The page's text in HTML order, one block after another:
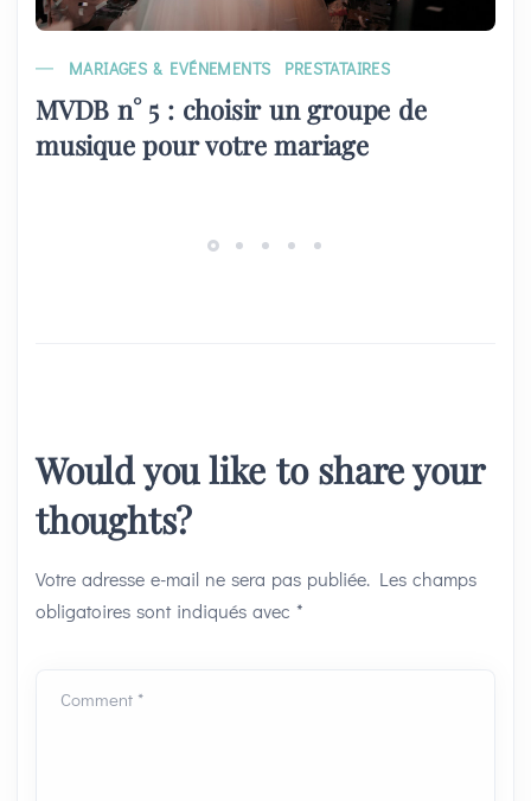
MARIAGES & EVÉNEMENTS PRESTATAIRES
MVDB n° 5 : choisir un groupe de
musique pour votre mariage
Would you like to share your
thoughts?
Votre adresse e-mail ne sera pas publiée. Les champs
obligatoires sont indiqués avec *
Comment *